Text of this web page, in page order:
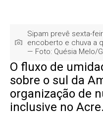
Sipam prevê sexta-
encoberto e chuva a
— Foto: Quésia Melo/
O fluxo de
sobre o sul da
organização de
inclusive no